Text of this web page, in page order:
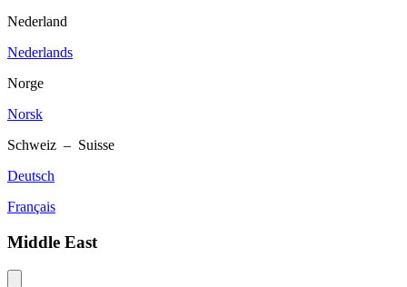
Nederland
Nederlands
Norge
Norsk
Schweiz – Suisse
Deutsch
Français
Middle East